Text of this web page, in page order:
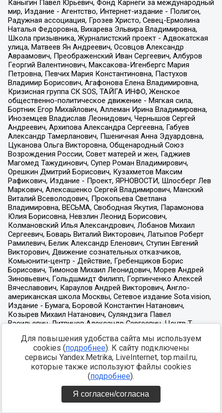
Для повышения удобства сайта мы используем
cookies (подробнее). К сайту подключены
сервисы Yandex.Metrika, LiveInternet, top.mail.ru,
которые также используют файлы cookies
(подробнее).
Я согласен/согласна